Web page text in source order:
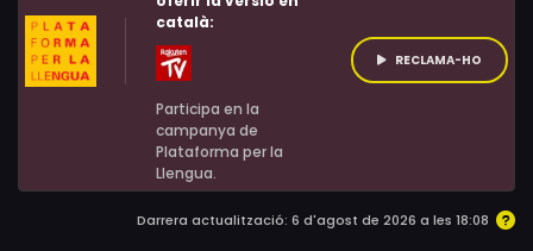
Long, James Franco, Filip Watermann, Akiko Morison
català:
Participa en la
campanya de
Plataforma per la
Llengua.
RECLAMA-HO
Darrera actualització: 6 d'agost de 2026 a les 18:08